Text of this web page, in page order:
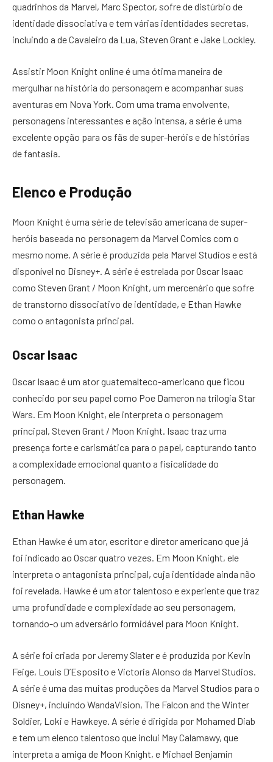
quadrinhos da Marvel, Marc Spector, sofre de distúrbio de
identidade dissociativa e tem várias identidades secretas,
incluindo a de Cavaleiro da Lua, Steven Grant e Jake Lockley.
Assistir Moon Knight online é uma ótima maneira de
mergulhar na história do personagem e acompanhar suas
aventuras em Nova York. Com uma trama envolvente,
personagens interessantes e ação intensa, a série é uma
excelente opção para os fãs de super-heróis e de histórias
de fantasia.
Elenco e Produção
Moon Knight é uma série de televisão americana de super-
heróis baseada no personagem da Marvel Comics com o
mesmo nome. A série é produzida pela Marvel Studios e está
disponível no Disney+. A série é estrelada por Oscar Isaac
como Steven Grant / Moon Knight, um mercenário que sofre
de transtorno dissociativo de identidade, e Ethan Hawke
como o antagonista principal.
Oscar Isaac
Oscar Isaac é um ator guatemalteco-americano que ficou
conhecido por seu papel como Poe Dameron na trilogia Star
Wars. Em Moon Knight, ele interpreta o personagem
principal, Steven Grant / Moon Knight. Isaac traz uma
presença forte e carismática para o papel, capturando tanto
a complexidade emocional quanto a fisicalidade do
personagem.
Ethan Hawke
Ethan Hawke é um ator, escritor e diretor americano que já
foi indicado ao Oscar quatro vezes. Em Moon Knight, ele
interpreta o antagonista principal, cuja identidade ainda não
foi revelada. Hawke é um ator talentoso e experiente que traz
uma profundidade e complexidade ao seu personagem,
tornando-o um adversário formidável para Moon Knight.
A série foi criada por Jeremy Slater e é produzida por Kevin
Feige, Louis D’Esposito e Victoria Alonso da Marvel Studios.
A série é uma das muitas produções da Marvel Studios para o
Disney+, incluindo WandaVision, The Falcon and the Winter
Soldier, Loki e Hawkeye. A série é dirigida por Mohamed Diab
e tem um elenco talentoso que inclui May Calamawy, que
interpreta a amiga de Moon Knight, e Michael Benjamin